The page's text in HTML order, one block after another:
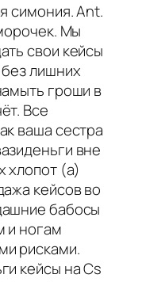
симония. Ant.
Мы
свои кейсы
лишних
гроши в
Все
ваша сестра
вне
хлопот (а)
кейсов во
бабосы
и ногам
рисками.
кейсы на Cs